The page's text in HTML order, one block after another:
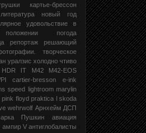
картье-брессон
литература
новый год
удовольствие в
погода
репортаж
решающий
творческое
уралзис холодно чтиво
HDR IT M42
M42-EOS
cartier-bresson
e-ink
speed lightroom marylin
pink floyd praktica l skoda
wehrwolf Арнхейм ДСП
Пушкин
авиация
ампир V антиглобалисты